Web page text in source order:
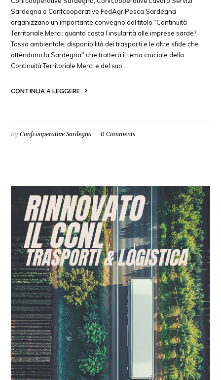
Sardegna e Confcooperative FedAgriPesca Sardegna
organizzano un importante convegno dal titolo “Continuità
Territoriale Merci: quanto costa l’insularità alle imprese sarde?
Tassa ambientale, disponibilità dei trasporti e le altre sfide che
attendono la Sardegna" che tratterà il tema cruciale della
Continuità Territoriale Merci e del suo…
CONTINUA A LEGGERE
ByConfcooperative Sardegna 0 Comments